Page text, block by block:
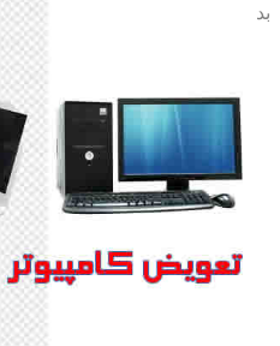
بد